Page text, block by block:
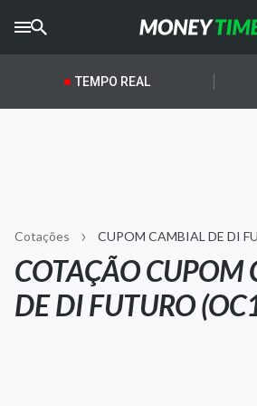
CRYPTOTIMES
AGROTIMES
Newsletters
Money Trader
TEMPO REAL
Cotações CUPOM CAMBIAL DE DI
COTAÇÃO CUPOM
DE DI FUTURO